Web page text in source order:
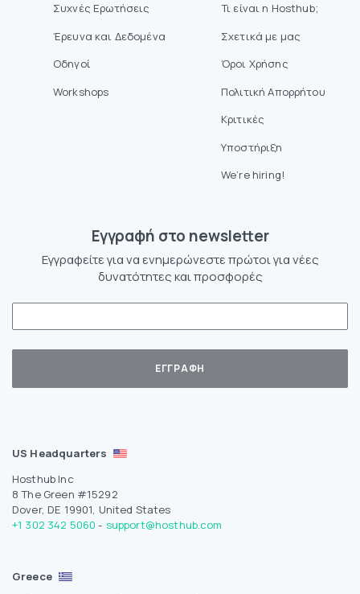
Συχνές Ερωτήσεις
Έρευνα και Δεδομένα
Οδηγοί
Workshops
Τι είναι η Hosthub;
Σχετικά με μας
Όροι Χρήσης
Πολιτική Απορρήτου
Κριτικές
Υποστήριξη
We’re hiring!
Eγγραφή στο newsletter
Εγγραφείτε για να ενημερώνεστε πρώτοι για νέες
δυνατότητες και προσφορές
US Headquarters
Hosthub Inc
8 The Green #15292
Dover, DE 19901, United States
+1 302 342 5060 - support@hosthub.com
Greece